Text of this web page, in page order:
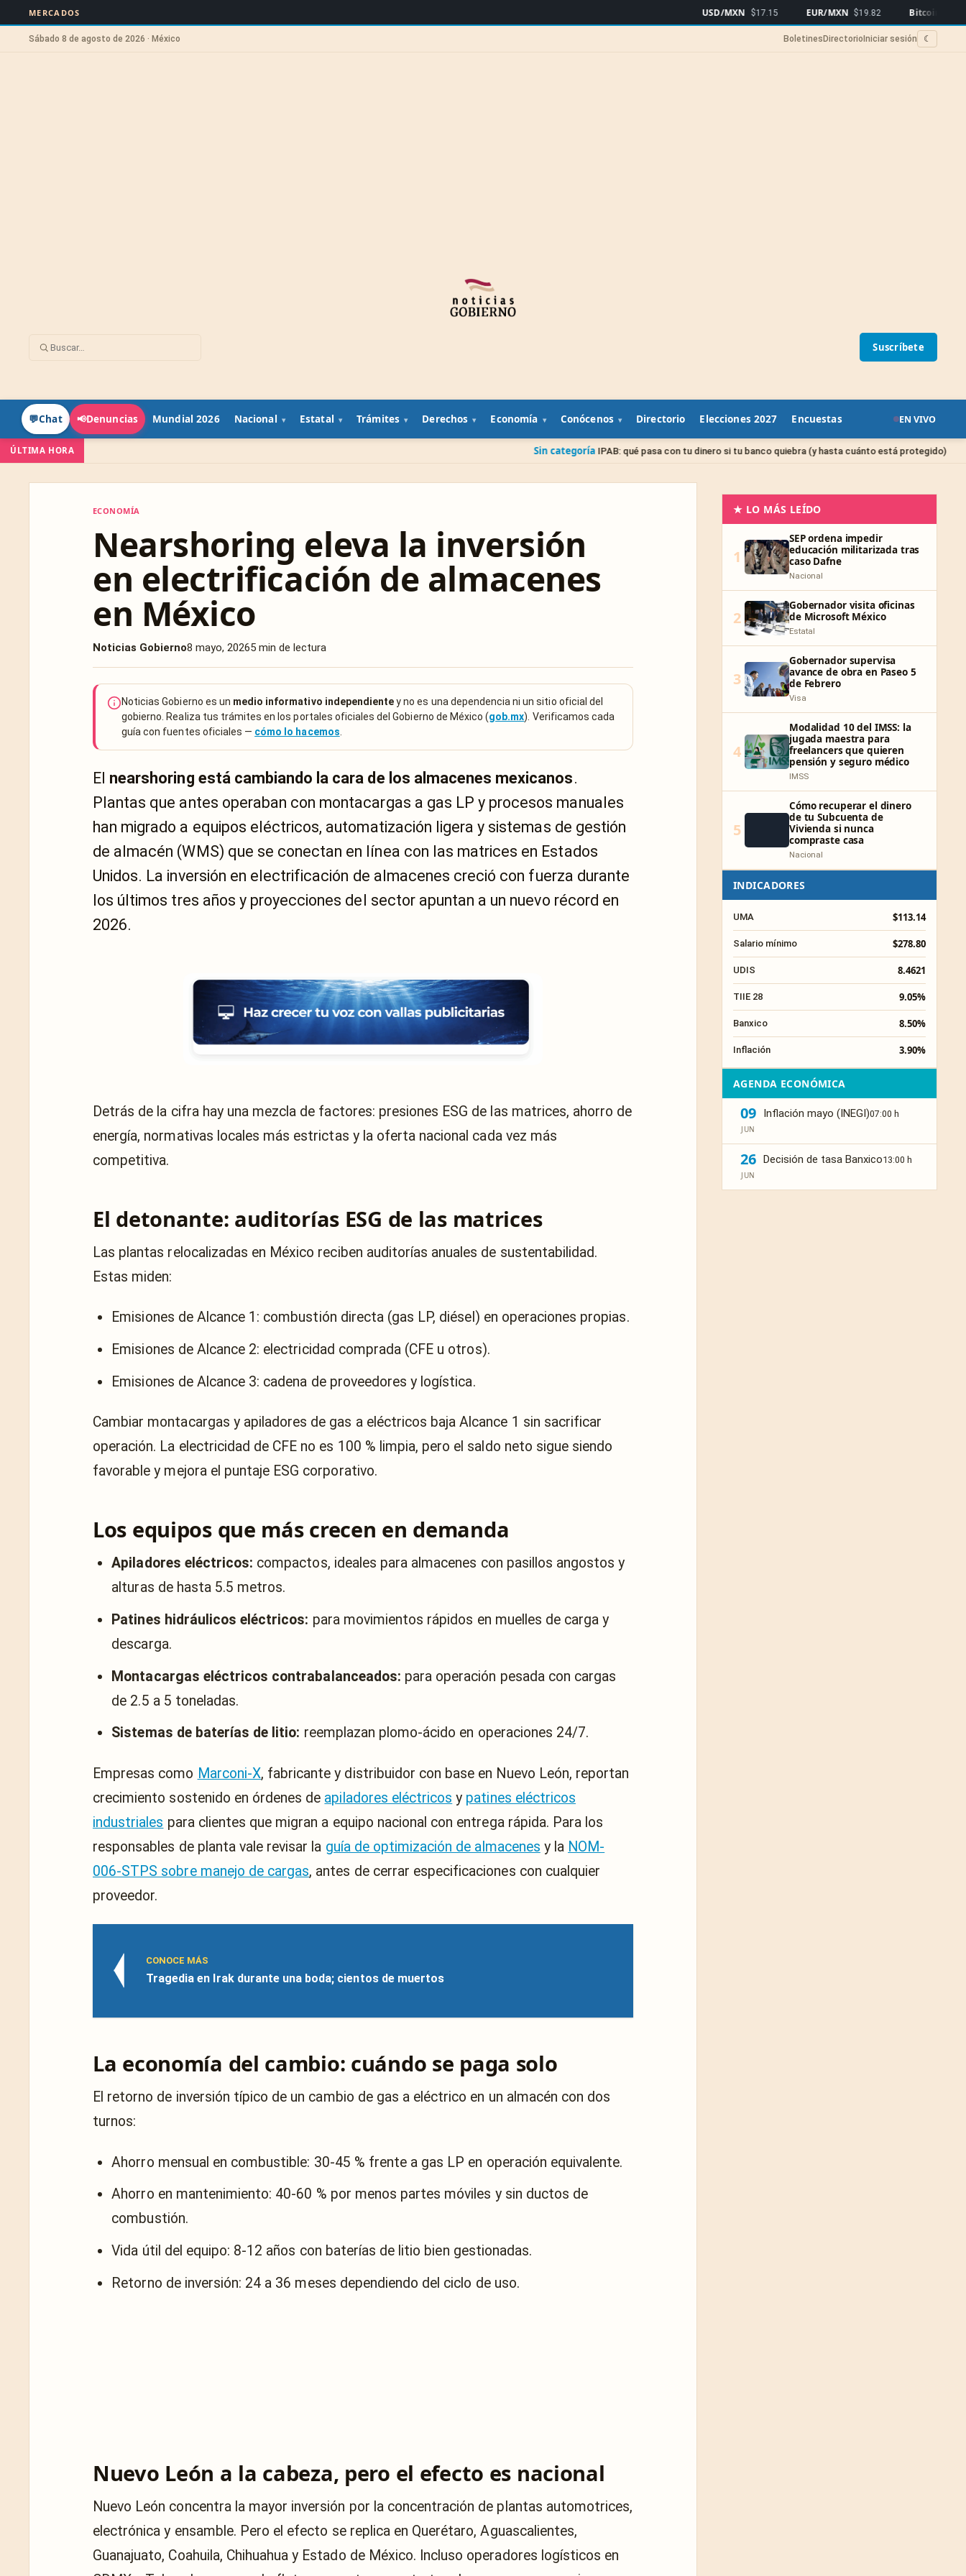
MERCADOS USD/MXN $17.15 EUR/MXN $19.82 Bitcoin $64,976
Sábado 8 de agosto de 2026 · México Boletines Directorio Iniciar sesión ☾
Suscríbete
💬Chat 📢Denuncias Mundial 2026 Nacional Estatal Trámites Derechos Economía Conócenos Directorio Elecciones 2027 Encuestas EN VIVO
ÚLTIMA HORA IPAB: qué pasa con tu dinero si tu banco quiebra (y hasta cuánto está protegido) Sin
ECONOMÍA
Nearshoring eleva la inversión
en electrificación de almacenes
en México
Noticias Gobierno8 mayo, 20265 min de lectura
Noticias Gobierno es un medio informativo independientey no es una dependencia ni un sitio oficial del
gobierno. Realiza tus trámites en los portales oficiales del Gobierno de México (gob.mx). Verificamos cada
guía con fuentes oficiales — cómo lo hacemos
El nearshoring está cambiando la cara de los almacenes mexicanos.
Plantas que antes operaban con montacargas a gas LP y procesos manuales
han migrado a equipos eléctricos, automatización ligera y sistemas de gestión
de almacén (WMS) que se conectan en línea con las matrices en Estados
Unidos. La inversión en electrificación de almacenes creció con fuerza durante
los últimos tres años y proyecciones del sector apuntan a un nuevo récord en
2026.
Detrás de la cifra hay una mezcla de factores: presiones ESG de las matrices, ahorro de
energía, normativas locales más estrictas y la oferta nacional cada vez más
competitiva.
El detonante: auditorías ESG de las matrices
Las plantas relocalizadas en México reciben auditorías anuales de sustentabilidad.
Estas miden:
Emisiones de Alcance 1: combustión directa (gas LP, diésel) en operaciones propias.
Emisiones de Alcance 2: electricidad comprada (CFE u otros).
Emisiones de Alcance 3: cadena de proveedores y logística.
Cambiar montacargas y apiladores de gas a eléctricos baja Alcance 1 sin sacrificar
operación. La electricidad de CFE no es 100 % limpia, pero el saldo neto sigue siendo
favorable y mejora el puntaje ESG corporativo.
Los equipos que más crecen en demanda
Apiladores eléctricos: compactos, ideales para almacenes con pasillos angostos y
alturas de hasta 5.5 metros.
Patines hidráulicos eléctricos: para movimientos rápidos en muelles de carga y
descarga.
Montacargas eléctricos contrabalanceados: para operación pesada con cargas
de 2.5 a 5 toneladas.
Sistemas de baterías de litio: reemplazan plomo-ácido en operaciones 24/7.
Empresas como Marconi-X, fabricante y distribuidor con base en Nuevo León, reportan
crecimiento sostenido en órdenes de apiladores eléctricos y patines eléctricos
industriales para clientes que migran a equipo nacional con entrega rápida. Para los
responsables de planta vale revisar la guía de optimización de almacenes y la NOM-
006-STPS sobre manejo de cargas, antes de cerrar especificaciones con cualquier
proveedor.
CONOCE MÁS
Tragedia en Irak durante una boda; cientos de muertos
La economía del cambio: cuándo se paga solo
El retorno de inversión típico de un cambio de gas a eléctrico en un almacén con dos
turnos:
Ahorro mensual en combustible: 30-45 % frente a gas LP en operación equivalente.
Ahorro en mantenimiento: 40-60 % por menos partes móviles y sin ductos de
combustión.
Vida útil del equipo: 8-12 años con baterías de litio bien gestionadas.
Retorno de inversión: 24 a 36 meses dependiendo del ciclo de uso.
Nuevo León a la cabeza, pero el efecto es nacional
Nuevo León concentra la mayor inversión por la concentración de plantas automotrices,
electrónica y ensamble. Pero el efecto se replica en Querétaro, Aguascalientes,
Guanajuato, Coahuila, Chihuahua y Estado de México. Incluso operadores logísticos en
★ LO MÁS LEÍDO
1
SEP ordena impedir
educación militarizada tras
caso Dafne
Nacional
2
Gobernador visita oficinas
de Microsoft México
Estatal
3
Gobernador supervisa
avance de obra en Paseo 5
de Febrero
Visa
4
Modalidad 10 del IMSS: la
jugada maestra para
freelancers que quieren
pensión y seguro médico
IMSS
5
Cómo recuperar el dinero
de tu Subcuenta de
Vivienda si nunca
compraste casa
Nacional
INDICADORES
UMA $113.14
Salario mínimo $278.80
UDIS 8.4621
TIIE 28 9.05%
Banxico 8.50%
Inflación 3.90%
AGENDA ECONÓMICA
09
JUN
Inflación mayo (INEGI)07:00 h
26
JUN
Decisión de tasa Banxico13:00 h